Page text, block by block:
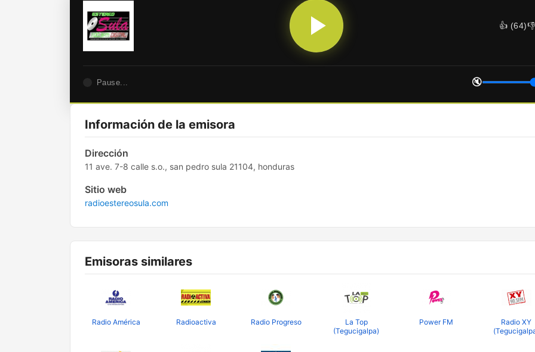
👍 (64)
Pause... 🔇
Información de la emisora
Dirección
11 ave. 7-8 calle s.o., san pedro sula 21104, honduras
Sitio web
radioestereosula.com
Emisoras similares
Radio América Radioactiva Radio Progreso
La Top
(Tegucigalpa)
Power FM
Radio XY